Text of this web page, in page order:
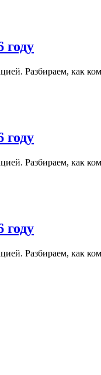
году
Разбираем, как
году
Разбираем, как
году
Разбираем, как